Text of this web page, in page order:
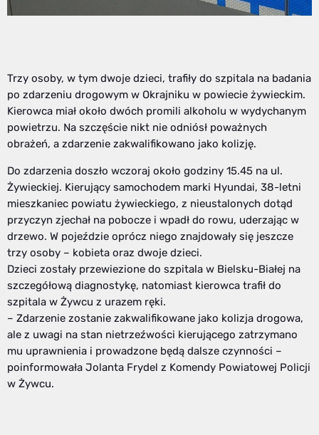
Trzy osoby, w tym dwoje dzieci, trafiły do szpitala na badania
po zdarzeniu drogowym w Okrajniku w powiecie żywieckim.
Kierowca miał około dwóch promili alkoholu w wydychanym
powietrzu. Na szczęście nikt nie odniósł poważnych
obrażeń, a zdarzenie zakwalifikowano jako kolizję.
Do zdarzenia doszło wczoraj około godziny 15.45 na ul.
Żywieckiej. Kierujący samochodem marki Hyundai, 38-letni
mieszkaniec powiatu żywieckiego, z nieustalonych dotąd
przyczyn zjechał na pobocze i wpadł do rowu, uderzając w
drzewo. W pojeździe oprócz niego znajdowały się jeszcze
trzy osoby – kobieta oraz dwoje dzieci.
Dzieci zostały przewiezione do szpitala w Bielsku-Białej na
szczegółową diagnostykę, natomiast kierowca trafił do
szpitala w Żywcu z urazem ręki.
– Zdarzenie zostanie zakwalifikowane jako kolizja drogowa,
ale z uwagi na stan nietrzeźwości kierującego zatrzymano
mu uprawnienia i prowadzone będą dalsze czynności –
poinformowała Jolanta Frydel z Komendy Powiatowej Policji
w Żywcu.